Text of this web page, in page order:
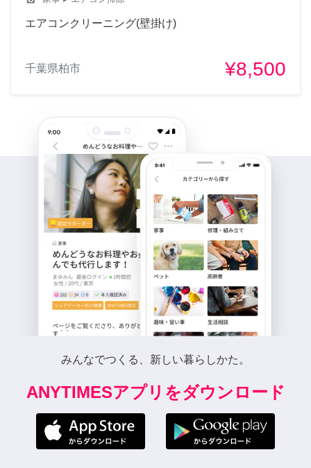
エアコンクリーニング(壁掛け)
千葉県柏市 ¥8,500
みんなでつくる、新しい暮らしかた。
ANYTIMESアプリをダウンロード